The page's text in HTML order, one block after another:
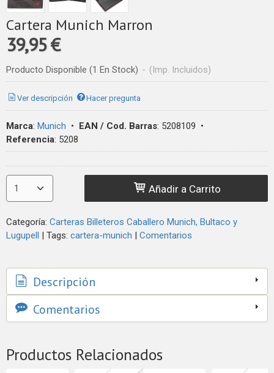
Cartera Munich Marron
39,95 €
Producto Disponible (1 En Stock) - (Imp. Incluidos)
Ver descripción Hacer pregunta
Marca: Munich • EAN / Cod. Barras: 5208109 •
Referencia: 5208
Añadir a Carrito
Categoría: Carteras Billeteros Caballero Munich, Bultaco y
Lugupell | Tags: cartera-munich | Comentarios
Descripción
Comentarios
Productos Relacionados